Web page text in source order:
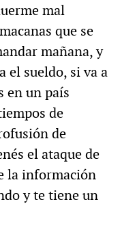
mal
que se
mañana, y
el sueldo, si va a
en un país
de
de
el ataque de
la información
y te tiene un